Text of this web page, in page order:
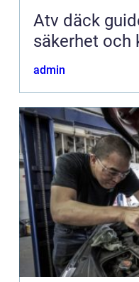
Atv däck guide för bättre grepp,
säkerhet och
admin